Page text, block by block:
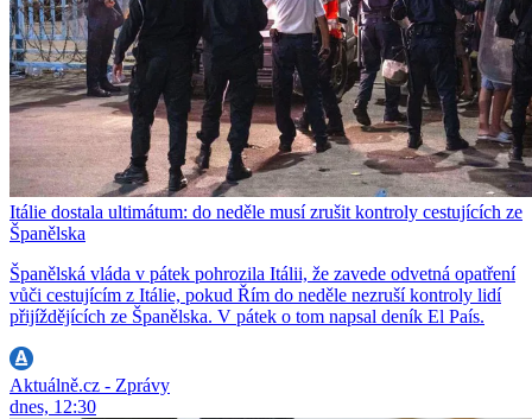
Itálie dostala ultimátum: do neděle musí zrušit kontroly cestujících ze
Španělska
Španělská vláda v pátek pohrozila Itálii, že zavede odvetná opatření
vůči cestujícím z Itálie, pokud Řím do neděle nezruší kontroly lidí
přijíždějících ze Španělska. V pátek o tom napsal deník El País.
Aktuálně.cz - Zprávy
dnes, 12:30